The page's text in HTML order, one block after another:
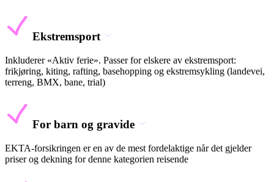
Ekstremsport
Inkluderer «Aktiv ferie». Passer for elskere av ekstremsport:
frikjøring, kiting, rafting, basehopping og ekstremsykling (landevei,
terreng, BMX, bane, trial)
For barn og gravide
EKTA-forsikringen er en av de mest fordelaktige når det gjelder
priser og dekning for denne kategorien reisende